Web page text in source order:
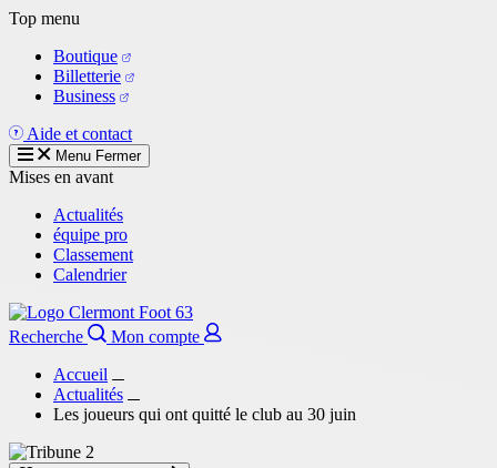
Aller
contenu
principal
Top menu
Boutique
Billetterie
Business
Aide et contact
Menu Fermer
Mises en avant
Actualités
équipe pro
Classement
Calendrier
Recherche
Mon compte
Accueil
Actualités
Les joueurs qui ont quitté le club au 30 juin